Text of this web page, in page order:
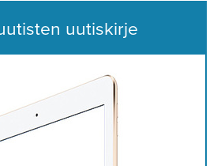
uutiskirje